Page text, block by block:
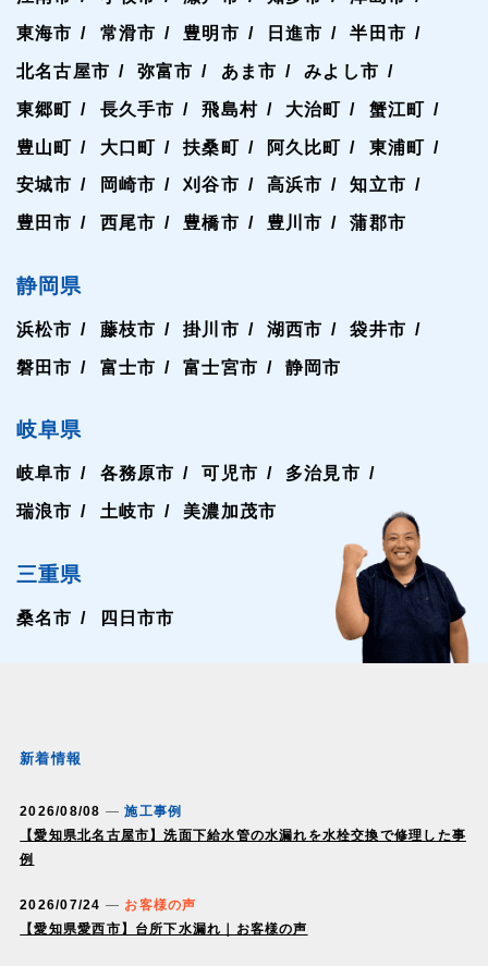
東海市 常滑市 豊明市 日進市 半田市
北名古屋市 弥富市 あま市 みよし市
東郷町 長久手市 飛島村 大治町 蟹江町
豊山町 大口町 扶桑町 阿久比町 東浦町
安城市 岡崎市 刈谷市 高浜市 知立市
豊田市 西尾市 豊橋市 豊川市 蒲郡市
静岡県
浜松市 藤枝市 掛川市 湖西市 袋井市
磐田市 富士市 富士宮市 静岡市
岐阜県
岐阜市 各務原市 可児市 多治見市
瑞浪市 土岐市 美濃加茂市
三重県
桑名市 四日市市
新着情報
2026/08/08
施工事例
【愛知県北名古屋市】洗面下給水管の水漏れを水栓交換で修理した事
例
2026/07/24
お客様の声
【愛知県愛西市】台所下水漏れ｜お客様の声